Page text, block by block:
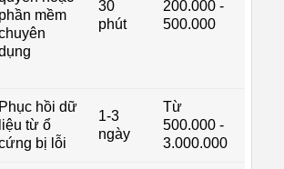
phần mềm
30
phút
200.000 -
500.000
Phục hồi dữ
liệu từ ổ
bị lỗi
1-3
ngày
Từ
500.000 -
3.000.000